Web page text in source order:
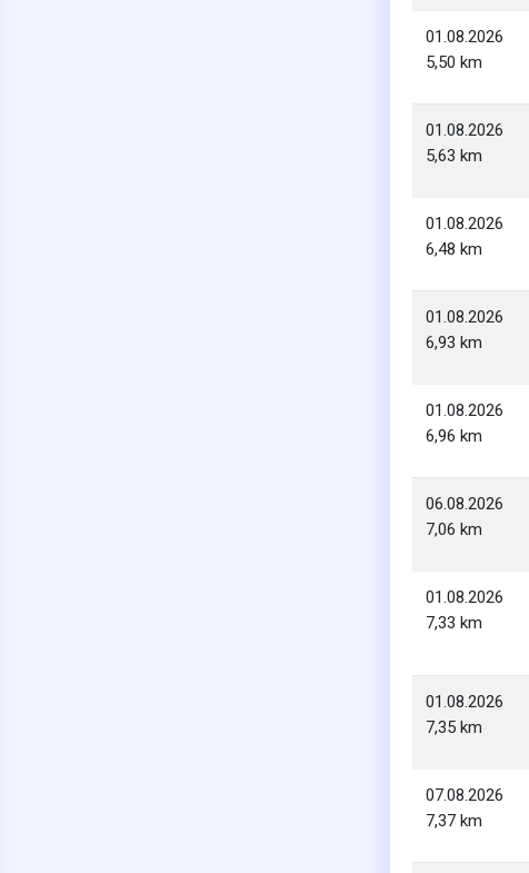
01.08.2026
5,50 km
01.08.2026
5,63 km
01.08.2026
6,48 km
01.08.2026
6,93 km
01.08.2026
6,96 km
06.08.2026
7,06 km
01.08.2026
7,33 km
01.08.2026
7,35 km
07.08.2026
7,37 km